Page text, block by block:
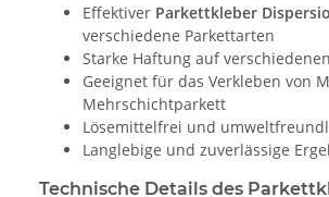
Effektiver Parkettkleber
verschiedene Parkettarten
Starke Haftung auf
Geeignet für das Verkleben von
Mehrschichtparkett
Lösemittelfrei und
Langlebige und zuverlässige
Technische Details des